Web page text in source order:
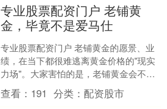
专业股票配资门户 老铺黄
金，毕竟不是爱马仕
专业股票配资门户 老铺黄金的愿景、业
绩，在当下都很难逃离黄金价格的"现实
力场"。大家害怕的是，老铺黄金会不会
把金价给的机会，完全渲染成了自己的
品牌实力。 作者 ....
查看： 191 分类：配资股市